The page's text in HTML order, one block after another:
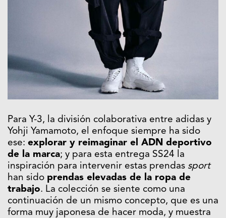
Para Y-3, la división colaborativa entre adidas y
Yohji Yamamoto, el enfoque siempre ha sido
ese: explorar y reimaginar el ADN deportivo
de la marca; y para esta entrega SS24 la
inspiración para intervenir estas prendas sport
han sido prendas elevadas de la ropa de
trabajo. La colección se siente como una
continuación de un mismo concepto, que es una
forma muy japonesa de hacer moda, y muestra